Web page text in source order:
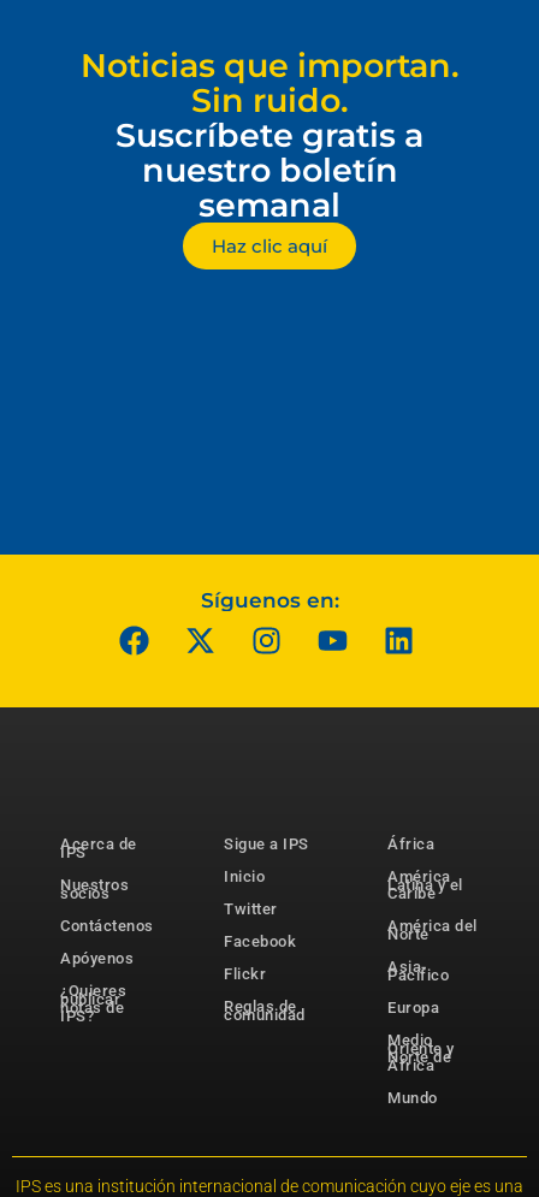
Noticias que importan.
Sin ruido.
Suscríbete gratis a
nuestro boletín
semanal
Haz clic aquí
Síguenos en:
Acerca de
IPS
Nuestros
socios
Contáctenos
Apóyenos
¿Quieres
publicar
notas de
IPS?
Sigue a IPS
Inicio
Twitter
Facebook
Flickr
Reglas de
comunidad
África
América
Latina y el
Caribe
América del
Norte
Asia-
Pacífico
Europa
Medio
Oriente y
Norte de
África
Mundo
IPS es una institución internacional de comunicación cuyo eje es una